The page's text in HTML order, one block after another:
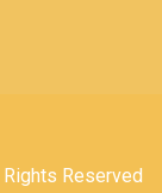
Reserved